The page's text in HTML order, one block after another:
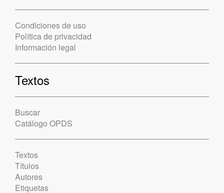
Condiciones de uso
Política de privacidad
Información legal
Textos
Buscar
Catálogo OPDS
Textos
Títulos
Autores
Etiquetas